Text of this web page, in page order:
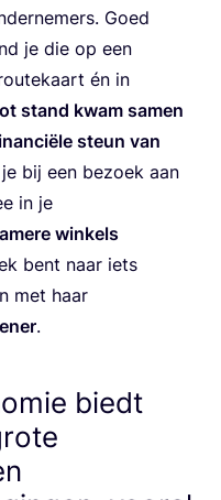
Goed
je die op een
én in
stand kwam samen
steun van
bij een bezoek aan
in je
win­kels
bent naar iets
met haar
.
biedt